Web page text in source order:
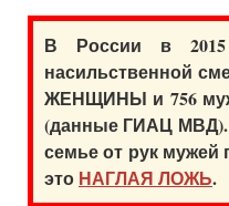
В России в
насильственной
ЖЕНЩИНЫ и 756
(данные ГИАЦ МВД).
семье от рук мужей
это НАГЛАЯ ЛОЖЬ.